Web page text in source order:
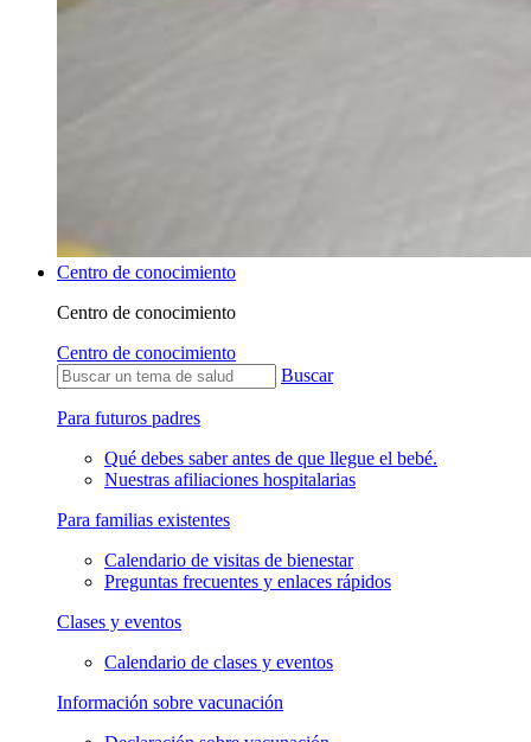
Centro de conocimiento
Centro de conocimiento
Centro de conocimiento
Buscar
Para futuros padres
Qué debes saber antes de que llegue el bebé.
Nuestras afiliaciones hospitalarias
Para familias existentes
Calendario de visitas de bienestar
Preguntas frecuentes y enlaces rápidos
Clases y eventos
Calendario de clases y eventos
Información sobre vacunación